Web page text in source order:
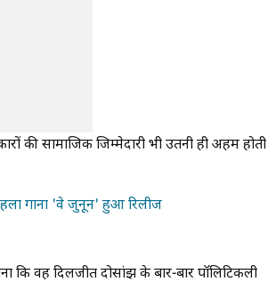
की सामाजिक जिम्मेदारी भी उतनी ही अहम होती
गाना 'वे जुनून' हुआ रिलीज
कि वह दिलजीत दोसांझ के बार-बार पॉलिटिकली